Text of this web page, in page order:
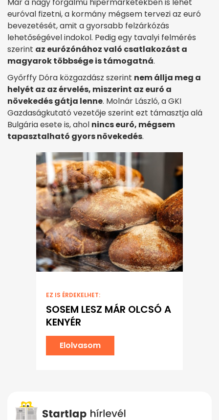
euróval fizetni, a kormány mégsem tervezi az euró
bevezetését, amit a gyorsabb felzárkózás
lehetőségével indokol. Pedig egy tavalyi felmérés
szerint az eurózónához való csatlakozást a
magyarok többsége is támogatná.
Győrffy Dóra közgazdász szerint nem állja meg a
helyét az az érvelés, miszerint az euró a
növekedés gátja lenne. Molnár László, a GKI
Gazdaságkutató vezetője szerint ezt támasztja alá
Bulgária esete is, ahol nincs euró, mégsem
tapasztalható gyors növekedés.
EZ IS ÉRDEKELHET:
SOSEM LESZ MÁR OLCSÓ A
KENYÉR
Elolvasom